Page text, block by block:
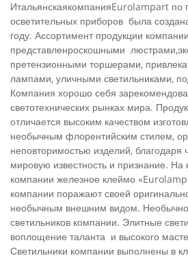
ИтальянскаякомпанияEurolampart по
осветительных приборов была
году. Ассортимент продукции компании
представленроскошными
претензионными торшерами,
лампами, уличными светильниками,
Компания хорошо себя
светотехнических рынках мира.
отличается высоким качеством
необычным флорентийским стилем,
неповторимостью изделий, благодаря
мировую известность и признание. На
компании железное клеймо
компании поражают своей
необычным внешним видом.
светильников компании. Элитные
воплощение таланта и высокого
Светильники компании выполнены в